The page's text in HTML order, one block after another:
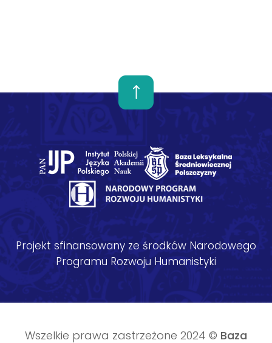
Projekt sfinansowany ze środków Narodowego
Programu Rozwoju Humanistyki
Wszelkie prawa zastrzeżone 2024 © Baza